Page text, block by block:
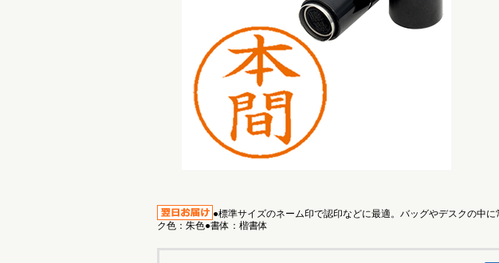
●標準サイズのネーム印で認印などに最適。バッグやデスクの中
ク色：朱色●書体：楷書体